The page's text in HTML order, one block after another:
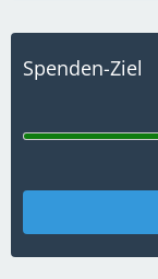
Spenden-Ziel